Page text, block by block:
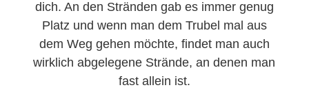
dich. An den Stränden gab es immer genug
Platz und wenn man dem Trubel mal aus
dem Weg gehen möchte, findet man auch
wirklich abgelegene Strände, an denen man
fast allein ist.